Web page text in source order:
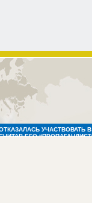
УЧАСТВОВАТЬ
ЕГО